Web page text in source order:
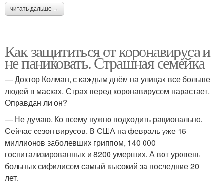
читать дальше →
Как защититься от коронавируса и
не паниковать. Страшная семейка
— Доктор Колман, с каждым днём на улицах все больше
людей в масках. Страх перед коронавирусом нарастает.
Оправдан ли он?
— Не думаю. Ко всему нужно подходить рационально.
Сейчас сезон вирусов. В США на февраль уже 15
миллионов заболевших гриппом, 140 000
госпитализированных и 8200 умерших. А вот уровень
больных сифилисом самый высокий за последние 20
лет.